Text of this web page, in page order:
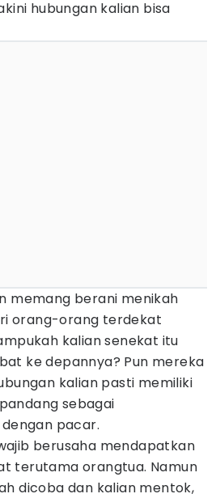
hubungan kalian bisa
memang berani menikah
orang-orang terdekat
kalian senekat itu
ke depannya? Pun mereka
kalian pasti memiliki
sebagai
pacar.
berusaha mendapatkan
terutama orangtua. Namun
dicoba dan kalian mentok,